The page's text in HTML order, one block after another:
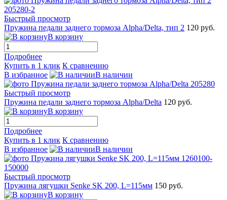
Быстрый просмотр
Пружина педали заднего тормоза Alpha/Delta, тип 2 120 руб.
В корзину
Подробнее
Купить в 1 клик К сравнению
В избранное
В наличии
Быстрый просмотр
Пружина педали заднего тормоза Alpha/Delta 120 руб.
В корзину
Подробнее
Купить в 1 клик К сравнению
В избранное
В наличии
Быстрый просмотр
Пружина лягушки Senke SK 200, L=115мм 150 руб.
В корзину